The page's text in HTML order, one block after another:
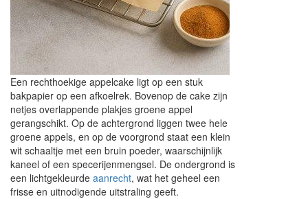
Een rechthoekige appelcake ligt op een stuk
bakpapier op een afkoelrek. Bovenop de cake zijn
netjes overlappende plakjes groene appel
gerangschikt. Op de achtergrond liggen twee hele
groene appels, en op de voorgrond staat een klein
wit schaaltje met een bruin poeder, waarschijnlijk
kaneel of een specerijenmengsel. De ondergrond is
een lichtgekleurde aanrecht, wat het geheel een
frisse en uitnodigende uitstraling geeft.